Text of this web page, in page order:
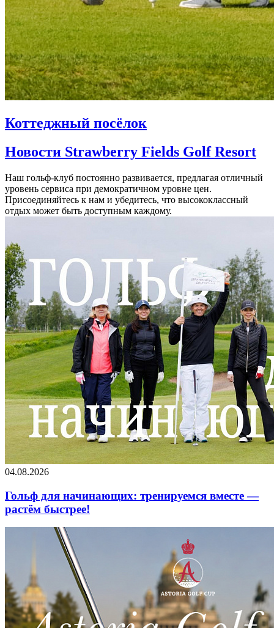
Коттеджный посёлок
Новости Strawberry Fields Golf Resort
Наш гольф-клуб постоянно развивается, предлагая отличный
уровень сервиса при демократичном уровне цен.
Присоединяйтесь к нам и убедитесь, что высококлассный
отдых может быть доступным каждому.
04.08.2026
Гольф для начинающих: тренируемся вместе —
растём быстрее!